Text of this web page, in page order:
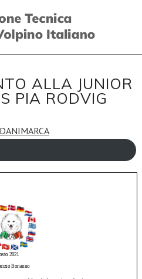
ALLA JUNIOR
PIA RODVIG